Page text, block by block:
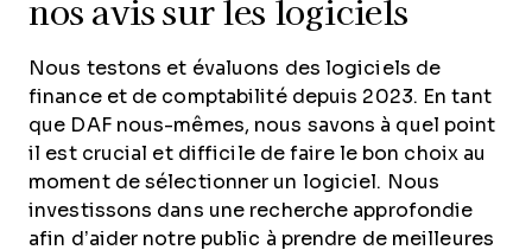
nos avis sur les logiciels
Nous testons et évaluons des logiciels de
finance et de comptabilité depuis 2023. En tant
que DAF nous-mêmes, nous savons à quel point
il est crucial et difficile de faire le bon choix au
moment de sélectionner un logiciel. Nous
investissons dans une recherche approfondie
afin d’aider notre public à prendre de meilleures